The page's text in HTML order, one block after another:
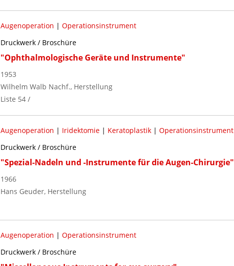
Augenoperation | Operationsinstrument
Druckwerk / Broschüre
"Ophthalmologische Geräte und Instrumente"
1953
Wilhelm Walb Nachf., Herstellung
Liste 54 /
Augenoperation | Iridektomie| Keratoplastik| Operationsinstrument
Druckwerk / Broschüre
"Spezial-Nadeln und -Instrumente für die Augen-Chirurgie"
1966
Hans Geuder, Herstellung
Augenoperation | Operationsinstrument
Druckwerk / Broschüre